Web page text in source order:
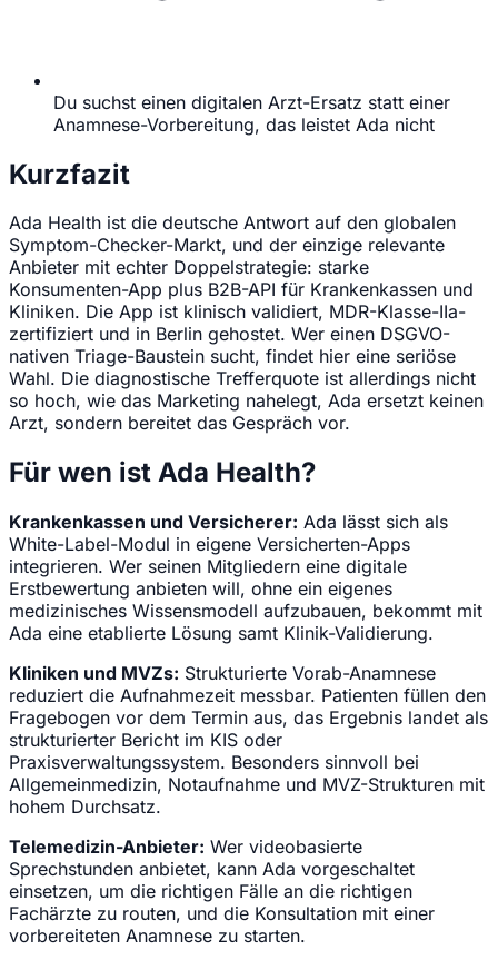
Du suchst einen digitalen Arzt-Ersatz statt einer
Anamnese-Vorbereitung, das leistet Ada nicht
Kurzfazit
Ada Health ist die deutsche Antwort auf den globalen
Symptom-Checker-Markt, und der einzige relevante
Anbieter mit echter Doppelstrategie: starke
Konsumenten-App plus B2B-API für Krankenkassen und
Kliniken. Die App ist klinisch validiert, MDR-Klasse-IIa-
zertifiziert und in Berlin gehostet. Wer einen DSGVO-
nativen Triage-Baustein sucht, findet hier eine seriöse
Wahl. Die diagnostische Trefferquote ist allerdings nicht
so hoch, wie das Marketing nahelegt, Ada ersetzt keinen
Arzt, sondern bereitet das Gespräch vor.
Für wen ist Ada Health?
Krankenkassen und Versicherer: Ada lässt sich als
White-Label-Modul in eigene Versicherten-Apps
integrieren. Wer seinen Mitgliedern eine digitale
Erstbewertung anbieten will, ohne ein eigenes
medizinisches Wissensmodell aufzubauen, bekommt mit
Ada eine etablierte Lösung samt Klinik-Validierung.
Kliniken und MVZs: Strukturierte Vorab-Anamnese
reduziert die Aufnahmezeit messbar. Patienten füllen den
Fragebogen vor dem Termin aus, das Ergebnis landet als
strukturierter Bericht im KIS oder
Praxisverwaltungssystem. Besonders sinnvoll bei
Allgemeinmedizin, Notaufnahme und MVZ-Strukturen mit
hohem Durchsatz.
Telemedizin-Anbieter: Wer videobasierte
Sprechstunden anbietet, kann Ada vorgeschaltet
einsetzen, um die richtigen Fälle an die richtigen
Fachärzte zu routen, und die Konsultation mit einer
vorbereiteten Anamnese zu starten.